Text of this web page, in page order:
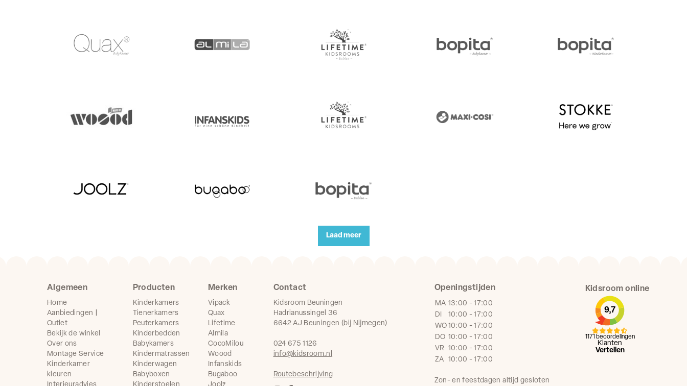
Laad meer
Algemeen
Home
Aanbiedingen |
Outlet
Bekijk de winkel
Over ons
Montage Service
Kinderkamer
kleuren
Producten
Kinderkamers
Tienerkamers
Peuterkamers
Kinderbedden
Babykamers
Kindermatrassen
Kinderwagen
Babyboxen
Merken
Vipack
Quax
Lifetime
Almila
CocoMilou
Woood
Infanskids
Bugaboo
Contact
Kidsroom Beuningen
Hadrianussingel 36
6642 AJ Beuningen (bij Nijmegen)
024 675 1126
info@kidsroom.nl
Routebeschrijving
Openingstijden
MA 13:00 - 17:00
DI
10:00 - 17:00
WO 10:00 - 17:00
DO 10:00 - 17:00
VR 10:00 - 17:00
ZA 10:00 - 17:00
Zon- en feestdagen altijd gesloten
Kidsroom online
9,7
Klanten
Vertellen
1171 beoordelingen